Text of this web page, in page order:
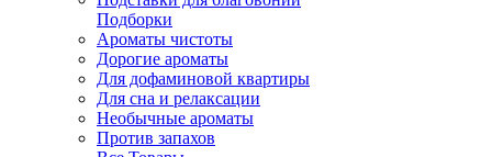
Подборки
Ароматы чистоты
Дорогие ароматы
Для дофаминовой квартиры
Для сна и релаксации
Необычные ароматы
Против запахов